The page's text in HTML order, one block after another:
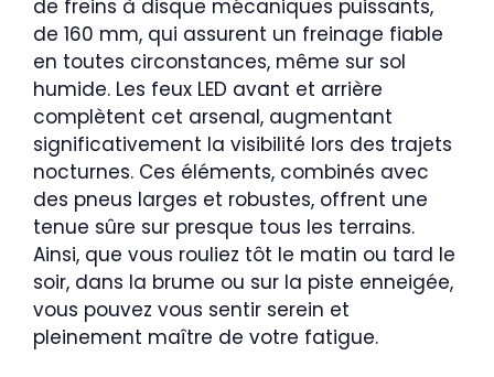
de freins à disque mécaniques puissants,
de 160 mm, qui assurent un freinage fiable
en toutes circonstances, même sur sol
humide. Les feux LED avant et arrière
complètent cet arsenal, augmentant
significativement la visibilité lors des trajets
nocturnes. Ces éléments, combinés avec
des pneus larges et robustes, offrent une
tenue sûre sur presque tous les terrains.
Ainsi, que vous rouliez tôt le matin ou tard le
soir, dans la brume ou sur la piste enneigée,
vous pouvez vous sentir serein et
pleinement maître de votre fatigue.